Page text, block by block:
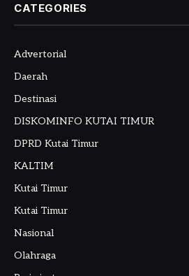
CATEGORIES
Advertorial
Daerah
Destinasi
DISKOMINFO KUTAI TIMUR
DPRD Kutai Timur
KALTIM
Kutai Timur
Kutai Timur
Nasional
Olahraga